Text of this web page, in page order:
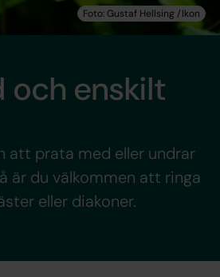
och enskilt
att prata med eller undrar
är du välkommen att ringa
eller diakoner.